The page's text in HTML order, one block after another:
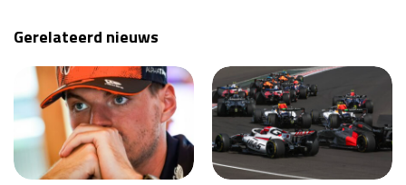
Gerelateerd nieuws